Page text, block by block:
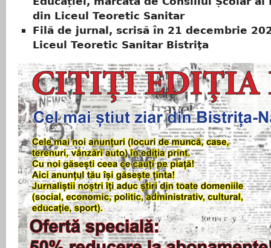
din Liceul Teoretic Sanitar
Filă de jurnal, scrisă în 21 decembrie
Liceul Teoretic Sanitar Bistriţa